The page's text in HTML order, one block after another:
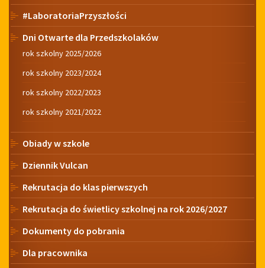
#LaboratoriaPrzyszłości
Dni Otwarte dla Przedszkolaków
rok szkolny 2025/2026
rok szkolny 2023/2024
rok szkolny 2022/2023
rok szkolny 2021/2022
Obiady w szkole
Dziennik Vulcan
Rekrutacja do klas pierwszych
Rekrutacja do świetlicy szkolnej na rok 2026/2027
Dokumenty do pobrania
Dla pracownika